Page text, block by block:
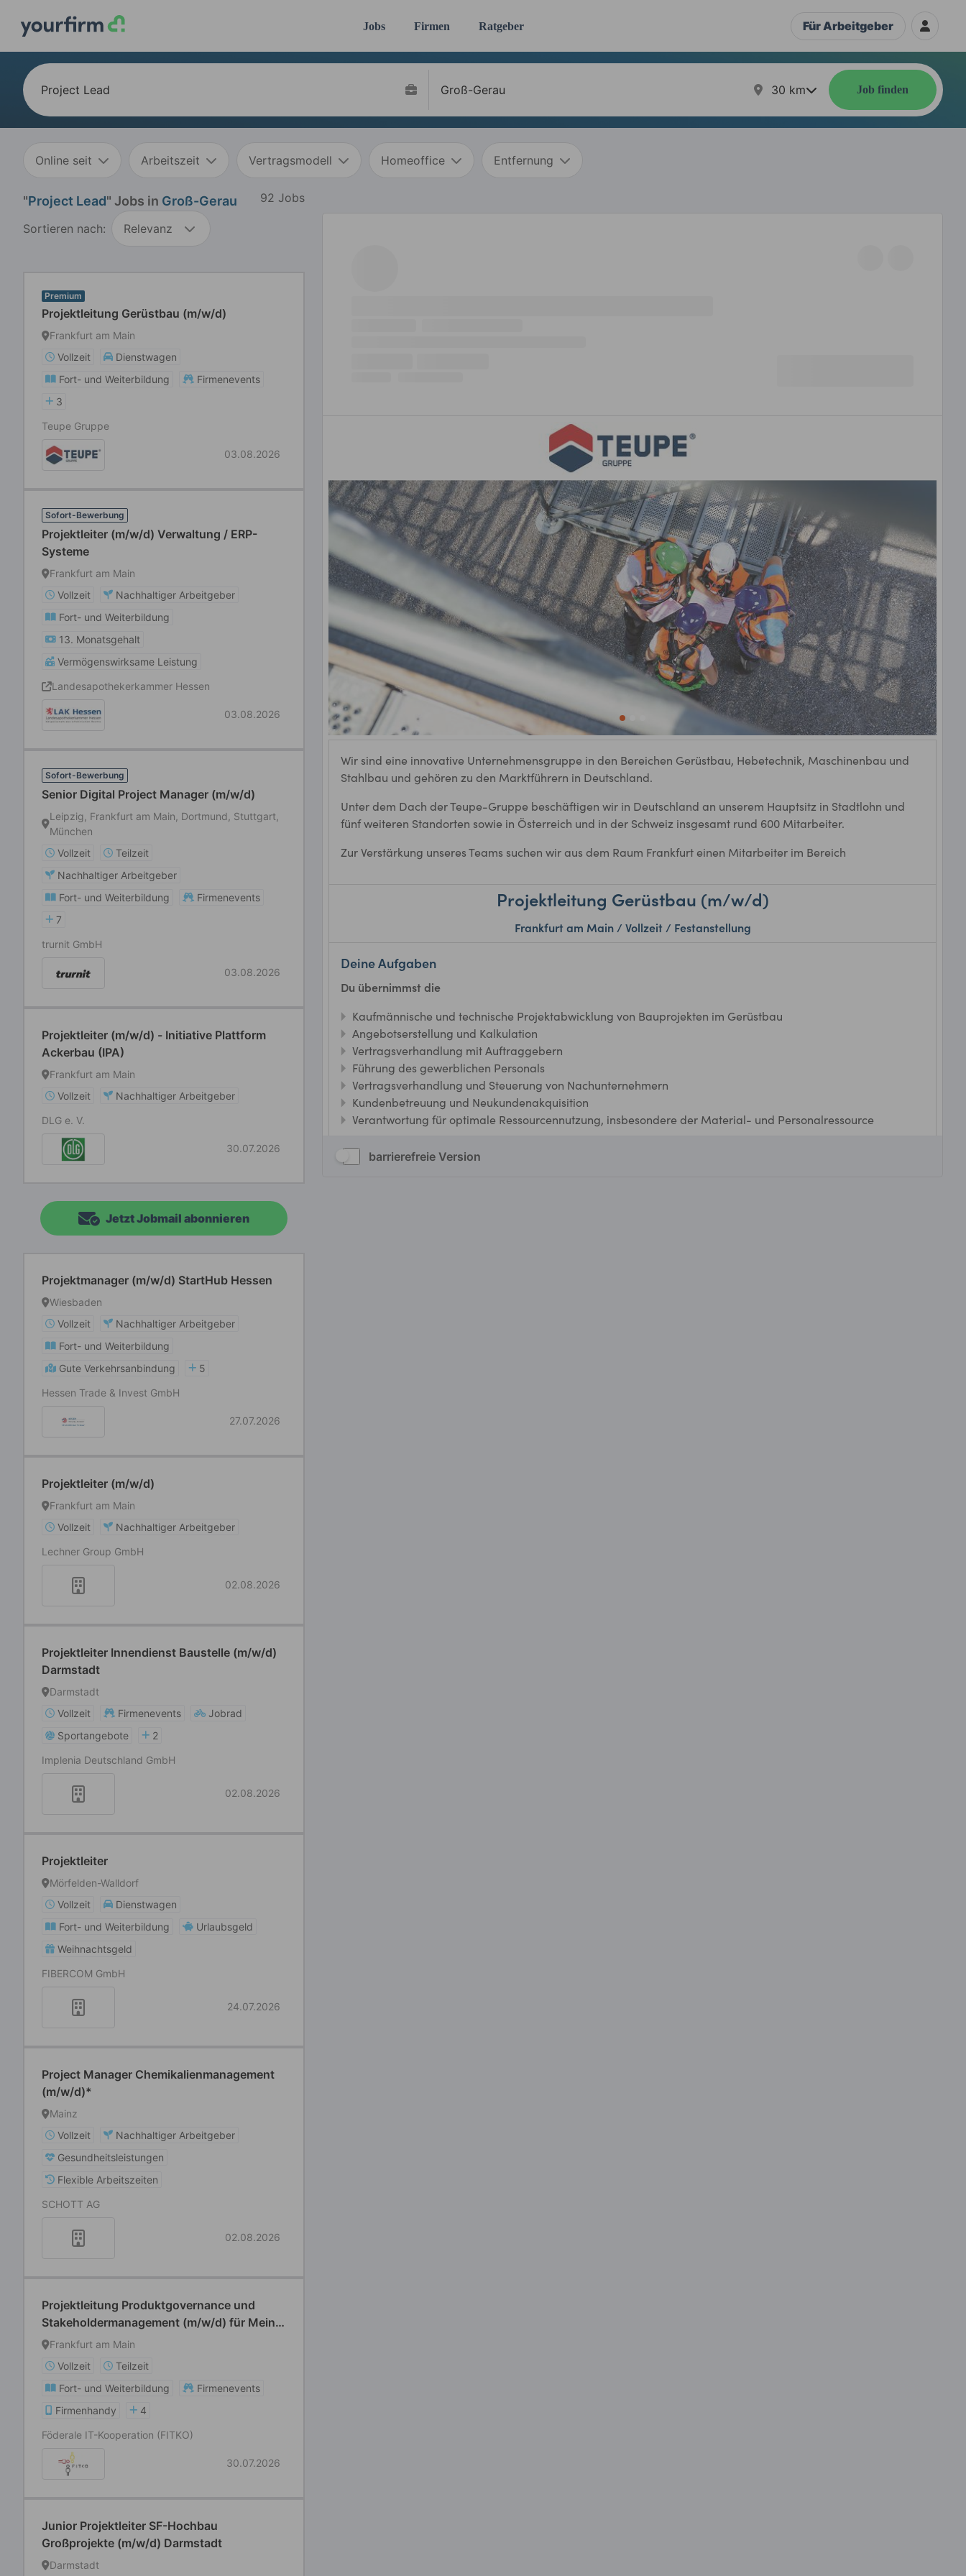
Jobs Firmen Ratgeber Für Arbeitgeber
30 km Job finden
Online seit Arbeitszeit Vertragsmodell Homeoffice Entfernung
"Project Lead" Jobs in Groß-Gerau 92 Jobs
Sortieren nach: Relevanz
Premium
Projektleitung Gerüstbau (m/w/d)
Frankfurt am Main
Vollzeit
Dienstwagen
Fort- und Weiterbildung
Firmenevents
3
Teupe Gruppe
03.08.2026
Sofort-Bewerbung
Projektleiter (m/w/d) Verwaltung / ERP-
Systeme
Frankfurt am Main
Vollzeit
Nachhaltiger Arbeitgeber
Fort- und Weiterbildung
13. Monatsgehalt
Vermögenswirksame Leistung
Landesapothekerkammer Hessen
03.08.2026
Sofort-Bewerbung
Senior Digital Project Manager (m/w/d)
Leipzig, Frankfurt am Main, Dortmund, Stuttgart,
München
Vollzeit
Teilzeit
Nachhaltiger Arbeitgeber
Fort- und Weiterbildung
Firmenevents
7
trurnit GmbH
03.08.2026
Projektleiter (m/w/d) - Initiative Plattform
Ackerbau (IPA)
Frankfurt am Main
Vollzeit
Nachhaltiger Arbeitgeber
DLG e. V.
30.07.2026
Jetzt Jobmail abonnieren
Projektmanager (m/w/d) StartHub Hessen
Wiesbaden
Vollzeit
Nachhaltiger Arbeitgeber
Fort- und Weiterbildung
Gute Verkehrsanbindung
5
Hessen Trade & Invest GmbH
27.07.2026
Projektleiter (m/w/d)
Frankfurt am Main
Vollzeit
Nachhaltiger Arbeitgeber
Lechner Group GmbH
02.08.2026
Projektleiter Innendienst Baustelle (m/w/d)
Darmstadt
Darmstadt
Vollzeit
Firmenevents
Jobrad
Sportangebote
2
Implenia Deutschland GmbH
02.08.2026
Projektleiter
Mörfelden-Walldorf
Vollzeit
Dienstwagen
Fort- und Weiterbildung
Urlaubsgeld
Weihnachtsgeld
FIBERCOM GmbH
24.07.2026
Project Manager Chemikalienmanagement
(m/w/d)*
Mainz
Vollzeit
Nachhaltiger Arbeitgeber
Gesundheitsleistungen
Flexible Arbeitszeiten
SCHOTT AG
02.08.2026
Projektleitung Produktgovernance und
Stakeholdermanagement (m/w/d) für Mein
Unternehmenskonto, Governikus und
Frankfurt am Main
Vollzeit
Teilzeit
Fort- und Weiterbildung
Firmenevents
Firmenhandy
4
Föderale IT-Kooperation (FITKO)
30.07.2026
Junior Projektleiter SF-Hochbau
Großprojekte (m/w/d) Darmstadt
Darmstadt
barrierefreie Version